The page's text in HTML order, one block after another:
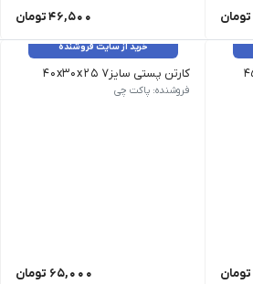
تومان 46,500تومان
تومان
خرید از سایت فروشنده
کارتن پستی سایز7 40x30x25
فروشنده: پاکت چی
65,000 تومان